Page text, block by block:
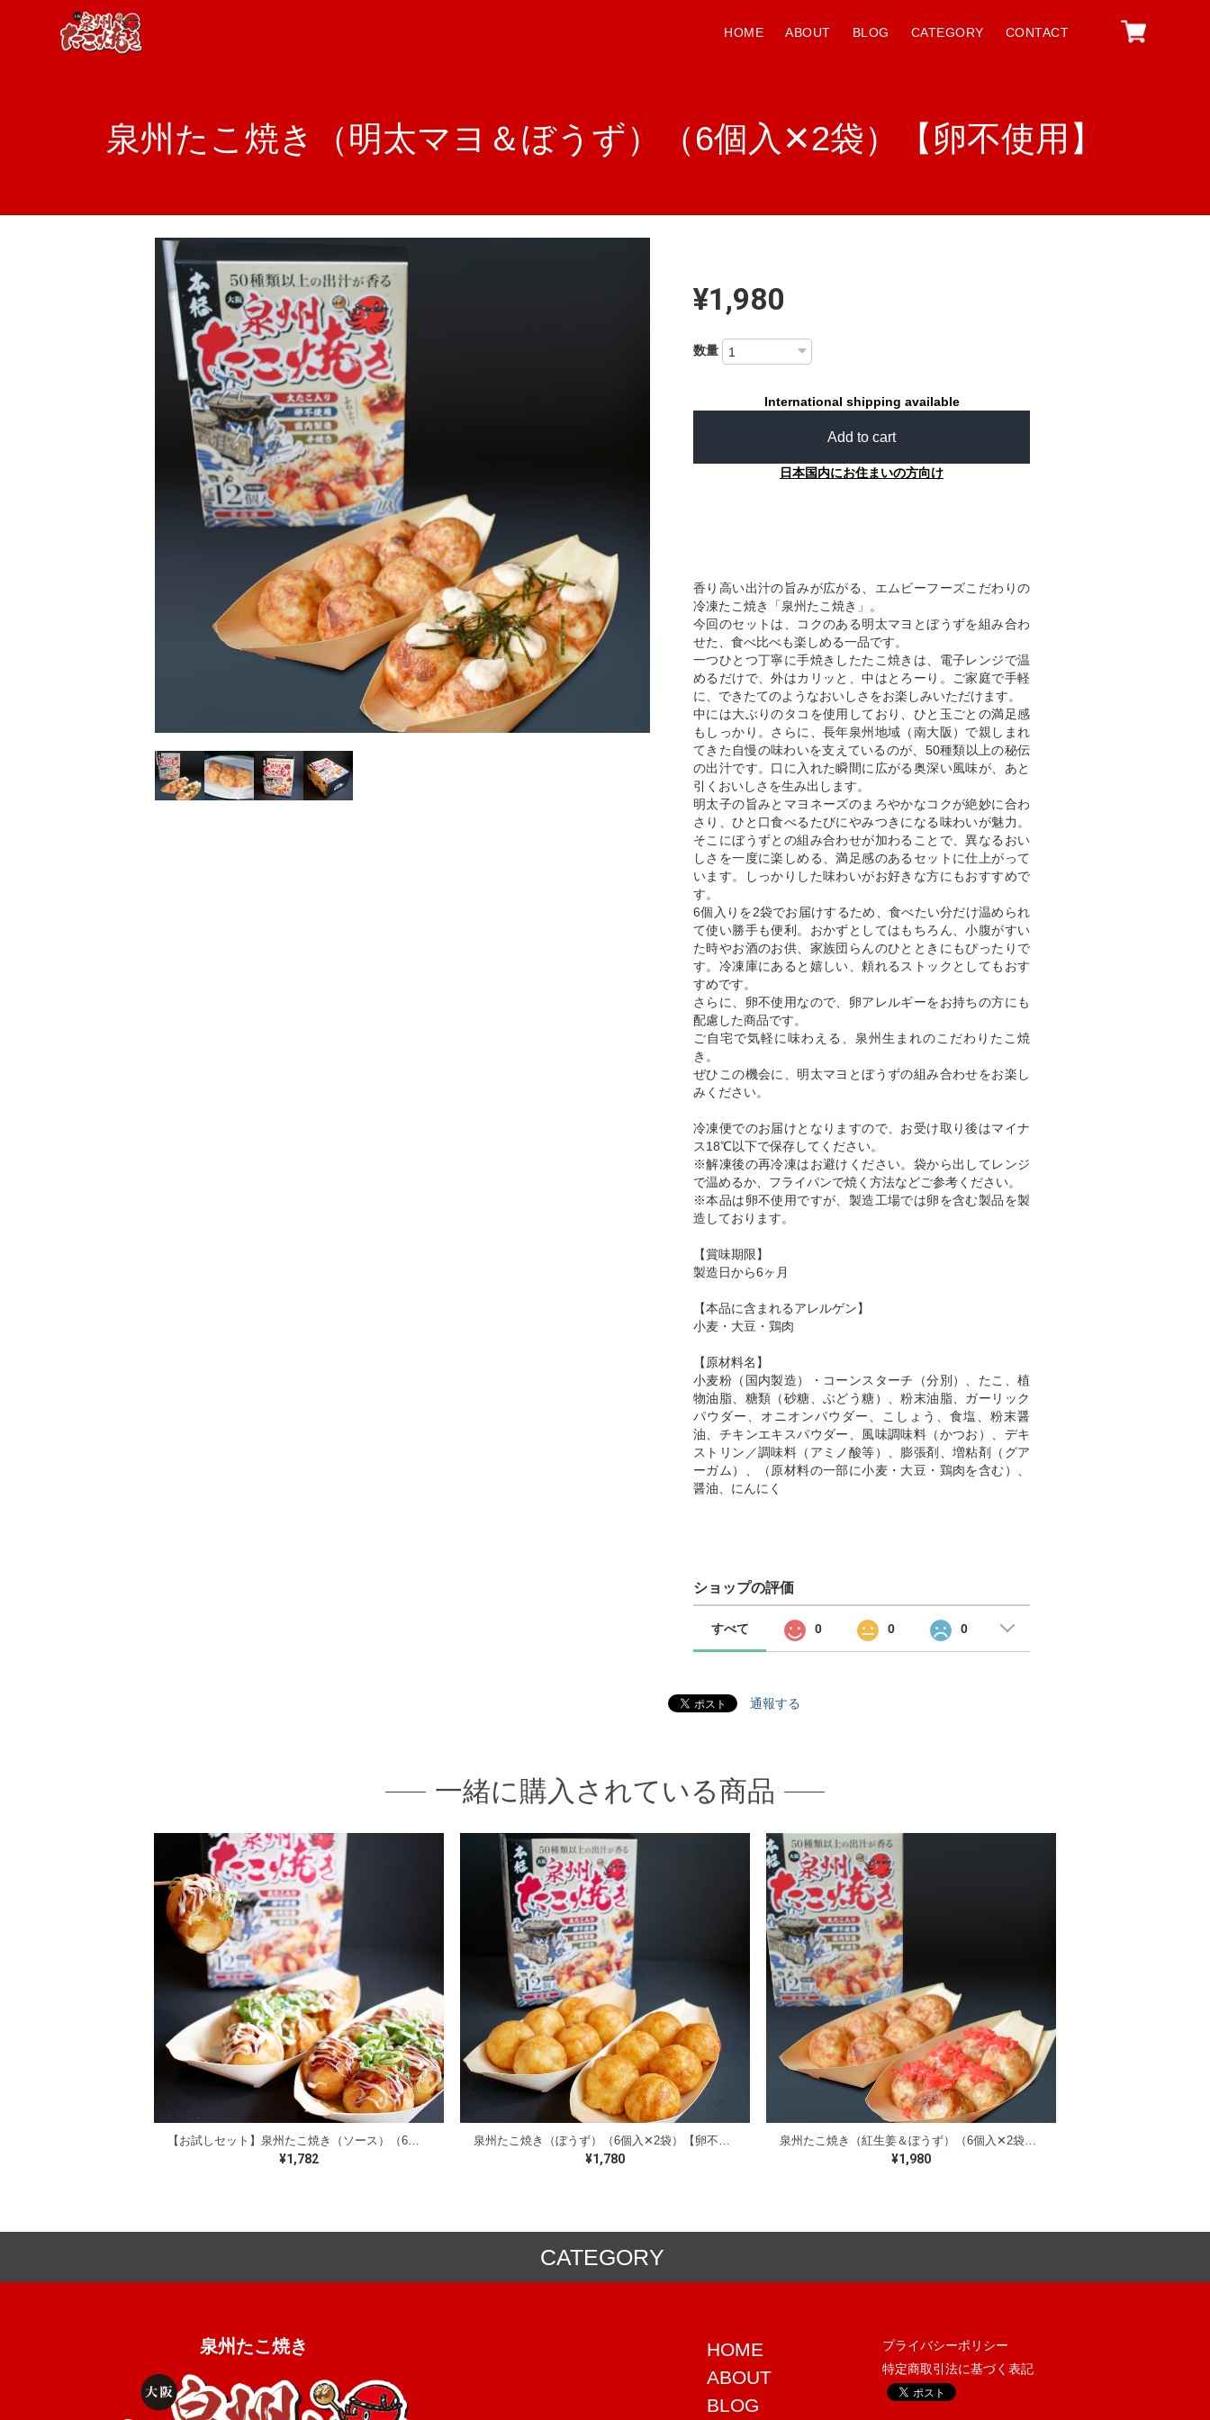
HOME ABOUT BLOG CATEGORY CONTACT
泉州たこ焼き（明太マヨ＆ぼうず）（6個入✕2袋）【卵不使用】
¥1,980
数量
International shipping available
Add to cart
日本国内にお住まいの方向け
香り高い出汁の旨みが広がる、エムビーフーズこだわりの
冷凍たこ焼き「泉州たこ焼き」。
今回のセットは、コクのある明太マヨとぼうずを組み合わ
せた、食べ比べも楽しめる一品です。
一つひとつ丁寧に手焼きしたたこ焼きは、電子レンジで温
めるだけで、外はカリッと、中はとろーり。ご家庭で手軽
に、できたてのようなおいしさをお楽しみいただけます。
中には大ぶりのタコを使用しており、ひと玉ごとの満足感
もしっかり。さらに、長年泉州地域（南大阪）で親しまれ
てきた自慢の味わいを支えているのが、50種類以上の秘伝
の出汁です。口に入れた瞬間に広がる奥深い風味が、あと
引くおいしさを生み出します。
明太子の旨みとマヨネーズのまろやかなコクが絶妙に合わ
さり、ひと口食べるたびにやみつきになる味わいが魅力。
そこにぼうずとの組み合わせが加わることで、異なるおい
しさを一度に楽しめる、満足感のあるセットに仕上がって
います。しっかりした味わいがお好きな方にもおすすめで
す。
6個入りを2袋でお届けするため、食べたい分だけ温められ
て使い勝手も便利。おかずとしてはもちろん、小腹がすい
た時やお酒のお供、家族団らんのひとときにもぴったりで
す。冷凍庫にあると嬉しい、頼れるストックとしてもおす
すめです。
さらに、卵不使用なので、卵アレルギーをお持ちの方にも
配慮した商品です。
ご自宅で気軽に味わえる、泉州生まれのこだわりたこ焼
き。
ぜひこの機会に、明太マヨとぼうずの組み合わせをお楽し
みください。
冷凍便でのお届けとなりますので、お受け取り後はマイナ
ス18℃以下で保存してください。
※解凍後の再冷凍はお避けください。袋から出してレンジ
で温めるか、フライパンで焼く方法などご参考ください。
※本品は卵不使用ですが、製造工場では卵を含む製品を製
造しております。
【賞味期限】
製造日から6ヶ月
【本品に含まれるアレルゲン】
小麦・大豆・鶏肉
【原材料名】
小麦粉（国内製造）・コーンスターチ（分別）、たこ、植
物油脂、糖類（砂糖、ぶどう糖）、粉末油脂、ガーリック
パウダー、オニオンパウダー、こしょう、食塩、粉末醤
油、チキンエキスパウダー、風味調味料（かつお）、デキ
ストリン／調味料（アミノ酸等）、膨張剤、増粘剤（グア
ーガム）、（原材料の一部に小麦・大豆・鶏肉を含む）、
醤油、にんにく
ショップの評価
すべて 0 0 0
通報する
一緒に購入されている商品
【お試しセット】泉州たこ焼き（ソース）（6個入✕2袋）【卵不使用】
¥1,782
泉州たこ焼き（ぼうず）（6個入✕2袋）【卵不使用】
¥1,780
泉州たこ焼き（紅生姜＆ぼうず）（6個入✕2袋）【卵不使用】
¥1,980
CATEGORY
ミックス粉 冷凍食品
泉州たこ焼き
HOME
ABOUT
BLOG
プライバシーポリシー
特定商取引法に基づく表記